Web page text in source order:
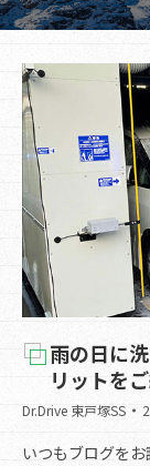
雨の日に
リットを
Dr.Drive 東戸塚SS
いつもブログを